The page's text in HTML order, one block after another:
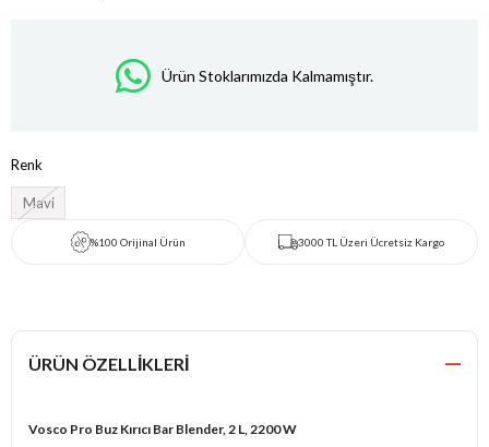
Ürün Stoklarımızda Kalmamıştır.
Renk
Mavi
%100 Orijinal Ürün 3000 TL Üzeri Ücretsiz Kargo
ÜRÜN ÖZELLIKLERI
Vosco Pro Buz Kırıcı Bar Blender, 2 L, 2200 W